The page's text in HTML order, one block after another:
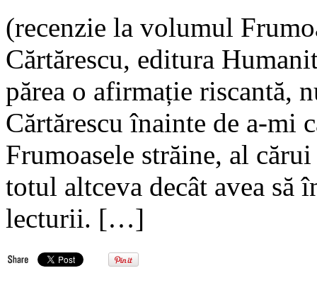
(recenzie la volumul
Cărtărescu, editura
părea o afirmație riscantă,
Cărtărescu înainte de a-mi
Frumoasele străine, al
totul altceva decât avea
lecturii. […]